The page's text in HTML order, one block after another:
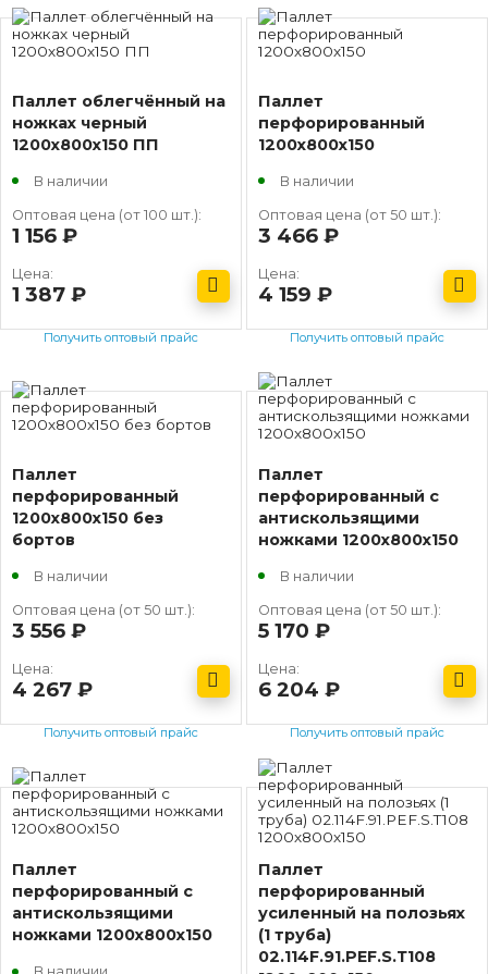
Паллет облегчённый на
ножках черный
1200х800х150 ПП
В наличии
Оптовая цена (от 100 шт.):
1 156
Цена:
1 387
Получить оптовый прайс
Паллет
перфорированный
1200х800х150
В наличии
Оптовая цена (от 50 шт.):
3 466
Цена:
4 159
Получить оптовый прайс
Паллет
перфорированный
1200х800х150 без
бортов
В наличии
Оптовая цена (от 50 шт.):
3 556
Цена:
4 267
Получить оптовый прайс
Паллет
перфорированный с
антискользящими
ножками 1200х800х150
В наличии
Оптовая цена (от 50 шт.):
5 170
Цена:
6 204
Получить оптовый прайс
Паллет
перфорированный с
антискользящими
ножками 1200х800х150
Паллет
перфорированный
усиленный на полозьях
(1 труба)
02.114F.91.PEF.S.Т108